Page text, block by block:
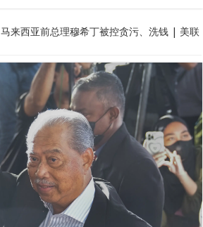
马来西亚前总理穆希丁被控贪污、洗钱 | 美联